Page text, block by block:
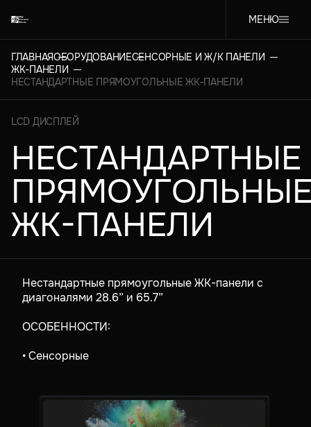
МЕНЮ
ГЛАВНАЯОБОРУДОВАНИЕСЕНСОРНЫЕ И Ж/К ПАНЕЛИ
ЖК-ПАНЕЛИ
НЕСТАНДАРТНЫЕ ПРЯМОУГОЛЬНЫЕ ЖК-ПАНЕЛИ
НЕСТАНДАРТНЫЕ
ЖК-ПАНЕЛИ
LCD ДИСПЛЕЙ
Нестандартные прямоугольные ЖК-панели с
диагоналями 28.6” и 65.7”
ОСОБЕННОСТИ:
• Сенсорные